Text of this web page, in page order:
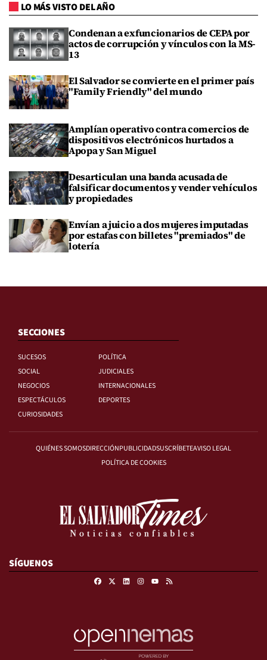
LO MÁS VISTO DEL AÑO
Condenan a exfuncionarios de CEPA por
actos de corrupción y vínculos con la MS-
13
El Salvador se convierte en el primer país
"Family Friendly" del mundo
Amplían operativo contra comercios de
dispositivos electrónicos hurtados a
Apopa y San Miguel
Desarticulan una banda acusada de
falsificar documentos y vender vehículos
y propiedades
Envían a juicio a dos mujeres imputadas
por estafas con billetes "premiados" de
lotería
SECCIONES
SUCESOS
POLÍTICA
SOCIAL
JUDICIALES
NEGOCIOS
INTERNACIONALES
ESPECTÁCULOS
DEPORTES
CURIOSIDADES
QUIÉNES SOMOSDIRECCIÓNPUBLICIDADSUSCRÍBETEAVISO LEGAL
POLÍTICA DE COOKIES
SÍGUENOS
FacebookLinkedinInstagramRSS